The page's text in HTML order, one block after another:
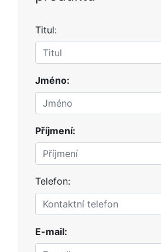
Titul:
Jméno:
Příjmení:
Telefon:
E-mail: